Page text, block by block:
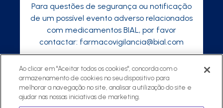
Para questões de segurança ou notificação
de um possível evento adverso relacionados
com medicamentos BIAL, por favor
contactar: farmacovigilancia@bial.com
©2026 ® Todos os direitos reservados
Política de PrivacidadeRegulamento
Ao clicar em "Aceitar todos os cookies", concorda com o
armazenamento de cookies no seu dispositivo para
melhorar a navegação no site, analisar a utilização do site e
ajudar nas nossas iniciativas de marketing.